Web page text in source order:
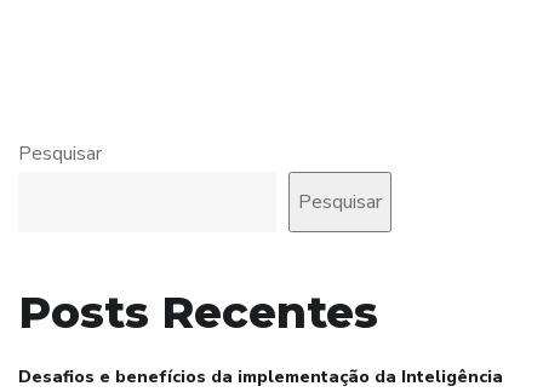
Pesquisar
Pesquisar
Posts Recentes
Desafios e benefícios da implementação da Inteligência